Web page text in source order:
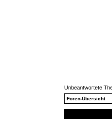
Unbeantwortete
Foren-Übersicht